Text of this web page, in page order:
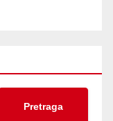
Pretraga